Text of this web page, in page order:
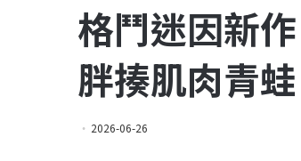
格鬥迷因新
胖揍肌肉青
2026-06-26